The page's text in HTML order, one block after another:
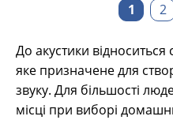
1 2
До акустики
яке призначене для
звуку. Для більшості
місці при виборі